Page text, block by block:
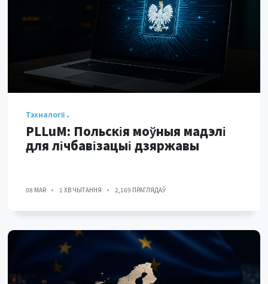
Тэхналогіі
PLLuM: Польскія моўныя мадэлі
для лічбавізацыі дзяржавы
08 MAR 1 ХВ ЧЫТАННЯ 2,169 ПРАГЛЯДАЎ